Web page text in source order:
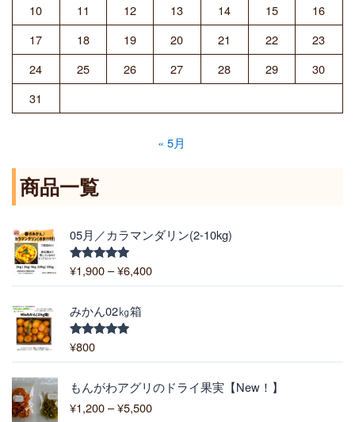
10
11 12 13 14 15
16
17
18 19 20 21 22
23
24
25 26 27 28 29
30
31
« 5月
商品一覧
05月／カラマンダリン(2-10kg)
5段階中
5.00
¥1,900 –¥6,400
格
:
0
–
¥
みかん02㎏箱
5段階中
¥800
もんがわアグリのドライ果実【New！】
¥1,200 –¥5,500
格
帯